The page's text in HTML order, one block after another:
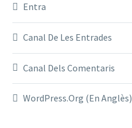
Entra
Canal De Les Entrades
Canal Dels Comentaris
WordPress.org (en Anglès)